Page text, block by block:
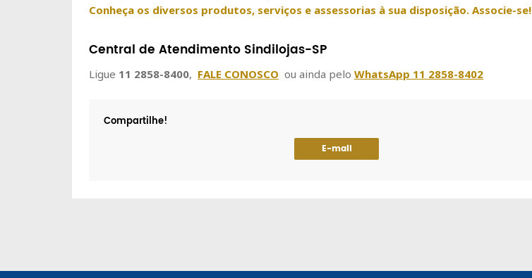
Conheça os diversos produtos, serviços e assessorias à sua disposição. Associe-se!
Central de Atendimento Sindilojas-SP
Ligue 11 2858-8400, FALE CONOSCO ou ainda pelo WhatsApp 11 2858-8402
Compartilhe!
E-mail